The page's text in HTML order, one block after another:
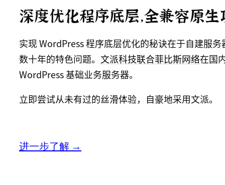
深度优化程序底层，全兼容原生
实现 WordPress 程序底层优化的秘诀在于自建服
数十年的特色问题。 文派科技联合菲比斯网络在国
WordPress 基础业务服务器。
立即尝试从未有过的丝滑体验，自豪地采用文派。
进一步了解 →